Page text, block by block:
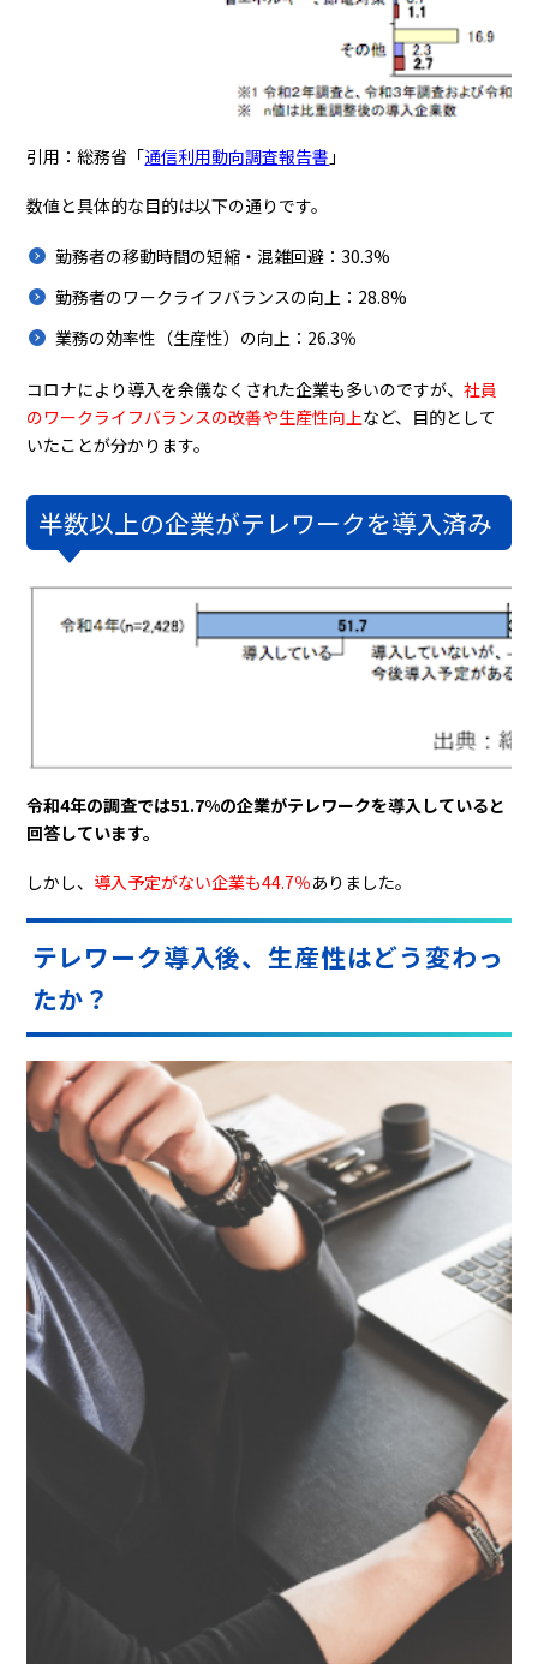
引用：総務省「通信利用動向調査報告書 」
数値と具体的な目的は以下の通りです。
勤務者の移動時間の短縮・混雑回避：30.3%
勤務者のワークライフバランスの向上：28.8%
業務の効率性（生産性）の向上：26.3％
コロナにより導入を余儀なくされた企業も多いのですが、社員
のワークライフバランスの改善や生産性向上など、目的として
いたことが分かります。
半数以上の企業がテレワークを導入済み
令和4年の調査では51.7%の企業がテレワークを導入していると
回答しています。
しかし、 導入予定がない企業も44.7％ありました。
テレワーク導入後、生産性はどう変わっ
たか？